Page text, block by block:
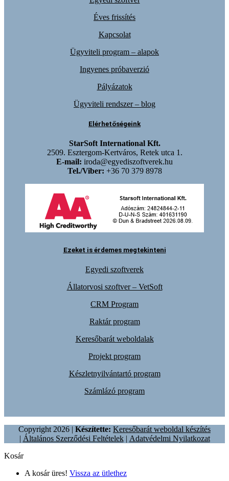
Éves frissítés
Kapcsolat
Ügyviteli program – alapok
Ingyenes próbaverzió
Pályázatok
Ügyviteli rendszer – blog
Elérhetőségeink
StarSoft International Kft.
2509. Esztergom-Kertváros, Retek utca 1.
E-mail: iroda@egyediszoftverek.hu
Tel./Viber: +36 70 379 8978
Ezeket is érdemes megtekinteni
Egyedi szoftverek
Állatorvosi szoftver – VetSoft
CRM Program
Raktár program
Keresőbarát weboldalak
Projekt program
Készletnyilvántartó program
Számlázó program
Copyright 2026 | Készítette: Keresőbarát weboldal készítés
| Általános Szerződési Feltételek| Adatvédelmi Nyilatkozat
Kosár
A kosár üres! Vissza az ütlethez